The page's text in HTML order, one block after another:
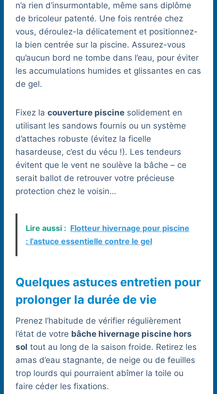
n’a rien d’insurmontable, même sans diplôme
de bricoleur patenté. Une fois rentrée chez
vous, déroulez-la délicatement et positionnez-
la bien centrée sur la piscine. Assurez-vous
qu’aucun bord ne tombe dans l’eau, pour éviter
les accumulations humides et glissantes en cas
de gel.
Fixez la couverture piscine solidement en
utilisant les sandows fournis ou un système
d’attaches robuste (évitez la ficelle
hasardeuse, c’est du vécu !). Les tendeurs
évitent que le vent ne soulève la bâche – ce
serait ballot de retrouver votre précieuse
protection chez le voisin…
Lire aussi : Flotteur hivernage pour piscine
: l’astuce essentielle contre le gel
Quelques astuces entretien pour
prolonger la durée de vie
Prenez l’habitude de vérifier régulièrement
l’état de votre bâche hivernage piscine hors
sol tout au long de la saison froide. Retirez les
amas d’eau stagnante, de neige ou de feuilles
trop lourds qui pourraient abîmer la toile ou
faire céder les fixations.